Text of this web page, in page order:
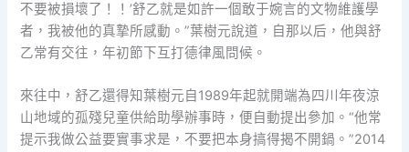
不要被損壞了！！’舒乙就是如許一個敢于婉言的文物維護學
者，我被他的真摯所感動。”葉樹元說道，自那以后，他與舒
乙常有交往，年初節下互打德律風問候。
來往中，舒乙還得知葉樹元自1989年起就開端為四川年夜涼
山地域的孤殘兒童供給助學辦事時，便自動提出參加。“他常
提示我做公益要實事求是，不要把本身搞得揭不開鍋。”2014